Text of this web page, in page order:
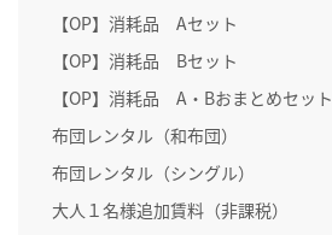
【OP】消耗品 Aセット
【OP】消耗品 Bセット
【OP】消耗品 A・Bおまとめセット
布団レンタル（和布団）
布団レンタル（シングル）
大人１名様追加賃料（非課税）